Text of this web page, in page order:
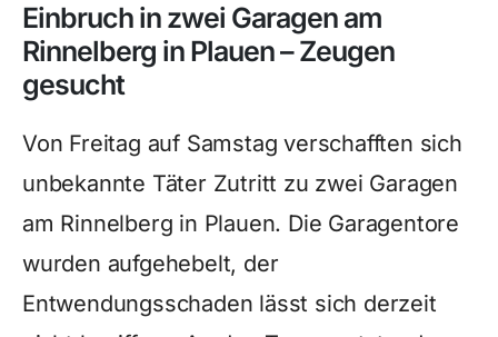
Einbruch in zwei Garagen am
Rinnelberg in Plauen – Zeugen
gesucht
Von Freitag auf Samstag verschafften sich
unbekannte Täter Zutritt zu zwei Garagen
am Rinnelberg in Plauen. Die Garagentore
wurden aufgehebelt, der
Entwendungsschaden lässt sich derzeit